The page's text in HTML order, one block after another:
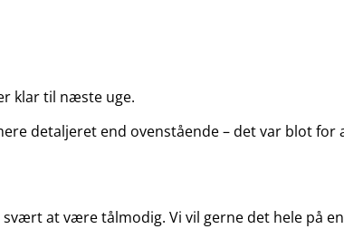
klar til næste uge.
detaljeret end ovenstående – det var blot for
at være tålmodig. Vi vil gerne det hele på